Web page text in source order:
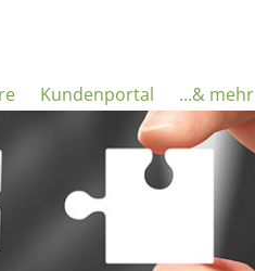
Kundenportal ...& mehr